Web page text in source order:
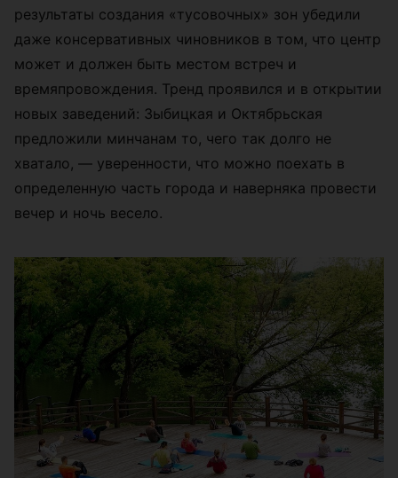
результаты создания «тусовочных» зон убедили
даже консервативных чиновников в том, что центр
может и должен быть местом встреч и
времяпровождения. Тренд проявился и в открытии
новых заведений: Зыбицкая и Октябрьская
предложили минчанам то, чего так долго не
хватало, — уверенности, что можно поехать в
определенную часть города и наверняка провести
вечер и ночь весело.